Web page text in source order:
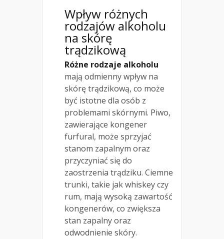
Wpływ różnych
rodzajów alkoholu
na skórę
trądzikową
Różne rodzaje alkoholu
mają odmienny wpływ na
skórę trądzikową, co może
być istotne dla osób z
problemami skórnymi. Piwo,
zawierające kongener
furfural, może sprzyjać
stanom zapalnym oraz
przyczyniać się do
zaostrzenia trądziku. Ciemne
trunki, takie jak whiskey czy
rum, mają wysoką zawartość
kongenerów, co zwiększa
stan zapalny oraz
odwodnienie skóry.